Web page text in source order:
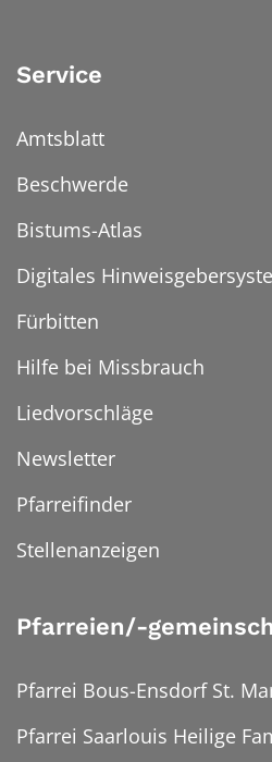
Service
Amtsblatt
Beschwerde
Bistums-Atlas
Digitales
Fürbitten
Hilfe bei Missbrauch
Liedvorschläge
Newsletter
Pfarreifinder
Stellenanzeigen
Pfarreien/-
Pfarrei Bous-Ensdorf St.
Pfarrei Saarlouis Heilige